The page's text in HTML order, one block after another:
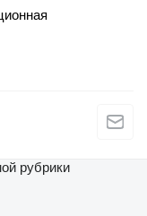
рубрики